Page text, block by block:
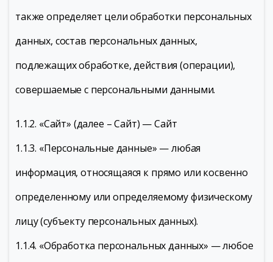
также определяет цели обработки персональных
данных, состав персональных данных,
подлежащих обработке, действия (операции),
совершаемые с персональными данными.
1.1.2. «Сайт» (далее – Сайт) — Сайт
1.1.3. «Персональные данные» — любая
информация, относящаяся к прямо или косвенно
определенному или определяемому физическому
лицу (субъекту персональных данных).
1.1.4. «Обработка персональных данных» — любое